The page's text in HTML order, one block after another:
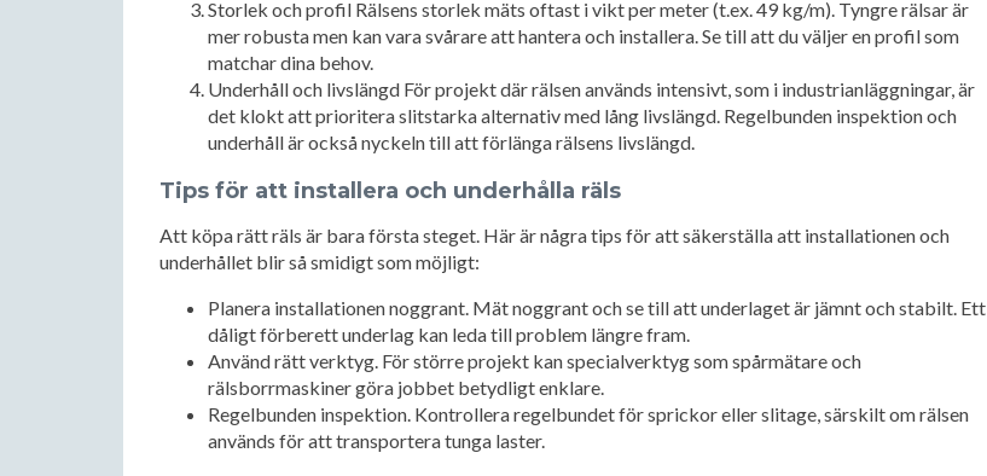
Storlek och profil Rälsens storlek mäts oftast i vikt per meter (t.ex. 49 kg/m). Tyngre rälsar är
mer robusta men kan vara svårare att hantera och installera. Se till att du väljer en profil som
matchar dina behov.
Underhåll och livslängd För projekt där rälsen används intensivt, som i industrianläggningar, är
det klokt att prioritera slitstarka alternativ med lång livslängd. Regelbunden inspektion och
underhåll är också nyckeln till att förlänga rälsens livslängd.
Tips för att installera och underhålla räls
Att köpa rätt räls är bara första steget. Här är några tips för att säkerställa att installationen och
underhållet blir så smidigt som möjligt:
Planera installationen noggrant. Mät noggrant och se till att underlaget är jämnt och stabilt. Ett
dåligt förberett underlag kan leda till problem längre fram.
Använd rätt verktyg. För större projekt kan specialverktyg som spårmätare och
rälsborrmaskiner göra jobbet betydligt enklare.
Regelbunden inspektion. Kontrollera regelbundet för sprickor eller slitage, särskilt om rälsen
används för att transportera tunga laster.